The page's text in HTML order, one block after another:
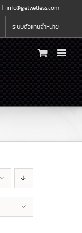
| info@getwetless.com
ระบบตัวแทนจำหน่าย